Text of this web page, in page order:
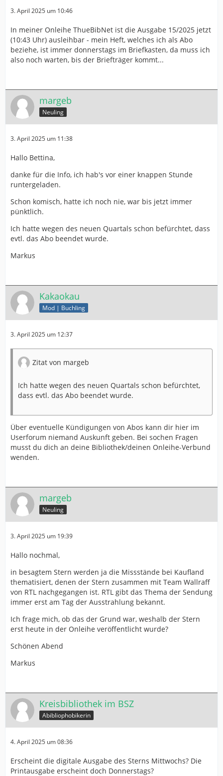
3. April 2025 um 10:46
In meiner Onleihe ThueBibNet ist die Ausgabe 15/2025 jetzt
(10:43 Uhr) ausleihbar - mein Heft, welches ich als Abo
beziehe, ist immer donnerstags im Briefkasten, da muss ich
also noch warten, bis der Briefträger kommt...
margeb
Neuling
3. April 2025 um 11:38
Hallo Bettina,
danke für die Info, ich hab's vor einer knappen Stunde
runtergeladen.
Schon komisch, hatte ich noch nie, war bis jetzt immer
pünktlich.
Ich hatte wegen des neuen Quartals schon befürchtet, dass
evtl. das Abo beendet wurde.
Markus
Kakaokau
Mod | Buchling
3. April 2025 um 12:37
Zitat von margeb
Ich hatte wegen des neuen Quartals schon befürchtet,
dass evtl. das Abo beendet wurde.
Über eventuelle Kündigungen von Abos kann dir hier im
Userforum niemand Auskunft geben. Bei sochen Fragen
musst du dich an deine Bibliothek/deinen Onleihe-Verbund
wenden.
margeb
Neuling
3. April 2025 um 19:39
Hallo nochmal,
in besagtem Stern werden ja die Missstände bei Kaufland
thematisiert, denen der Stern zusammen mit Team Wallraff
von RTL nachgegangen ist. RTL gibt das Thema der Sendung
immer erst am Tag der Ausstrahlung bekannt.
Ich frage mich, ob das der Grund war, weshalb der Stern
erst heute in der Onleihe veröffentlicht wurde?
Schönen Abend
Markus
Kreisbibliothek im BSZ
Abibliophobikerin
4. April 2025 um 08:36
Erscheint die digitale Ausgabe des Sterns Mittwochs? Die
Printausgabe erscheint doch Donnerstags?